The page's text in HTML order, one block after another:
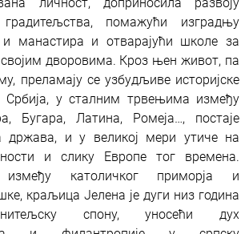
помажући изградњу
и манастира и отварајући школе за
дворовима. Кроз њен живот, па
преламају се узбудљиве историјске
Србија, у сталним трвењима између
Бугара, Латина, Ромеја…, постаје
држава, и у великој мери утиче на
и слику Европе тог времена.
између католичког приморја и
краљица Јелена је дуги низ година
спону, уносећи дух